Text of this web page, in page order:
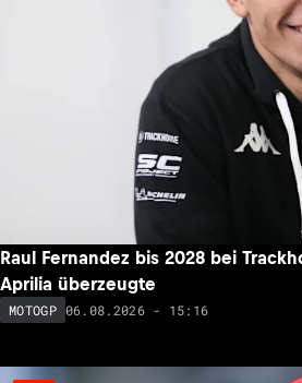
Raul Fernandez bis 2028 bei
Aprilia überzeugte
MOTOGP 06.08.2026 - 15:16